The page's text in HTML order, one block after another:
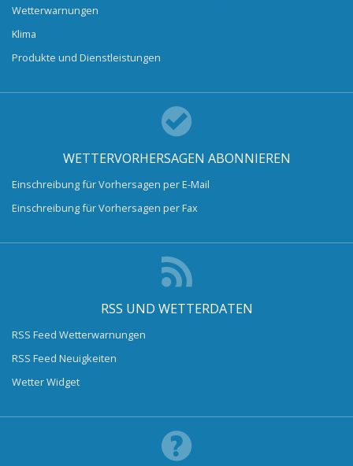
Wetterwarnungen
Klima
Produkte und Dienstleistungen
WETTERVORHERSAGEN ABONNIEREN
Einschreibung für Vorhersagen per E-Mail
Einschreibung für Vorhersagen per Fax
RSS UND WETTERDATEN
RSS Feed Wetterwarnungen
RSS Feed Neuigkeiten
Wetter Widget